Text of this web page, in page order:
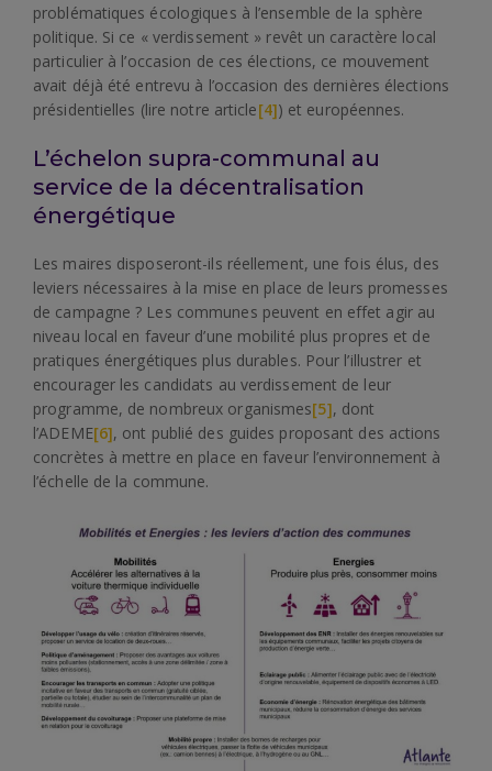
problématiques écologiques à l’ensemble de la sphère
politique. Si ce « verdissement » revêt un caractère local
particulier à l’occasion de ces élections, ce mouvement
avait déjà été entrevu à l’occasion des dernières élections
présidentielles (lire notre article[4]) et européennes.
L’échelon supra-communal au
service de la décentralisation
énergétique
Les maires disposeront-ils réellement, une fois élus, des
leviers nécessaires à la mise en place de leurs promesses
de campagne ? Les communes peuvent en effet agir au
niveau local en faveur d’une mobilité plus propres et de
pratiques énergétiques plus durables. Pour l’illustrer et
encourager les candidats au verdissement de leur
programme, de nombreux organismes[5], dont
l’ADEME[6], ont publié des guides proposant des actions
concrètes à mettre en place en faveur l’environnement à
l’échelle de la commune.